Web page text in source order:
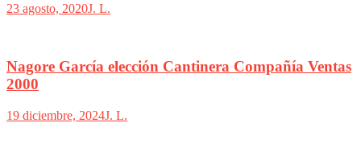
23 agosto, 2020J. L.
Nagore García elección Cantinera Compañía Ventas
2000
19 diciembre, 2024J. L.